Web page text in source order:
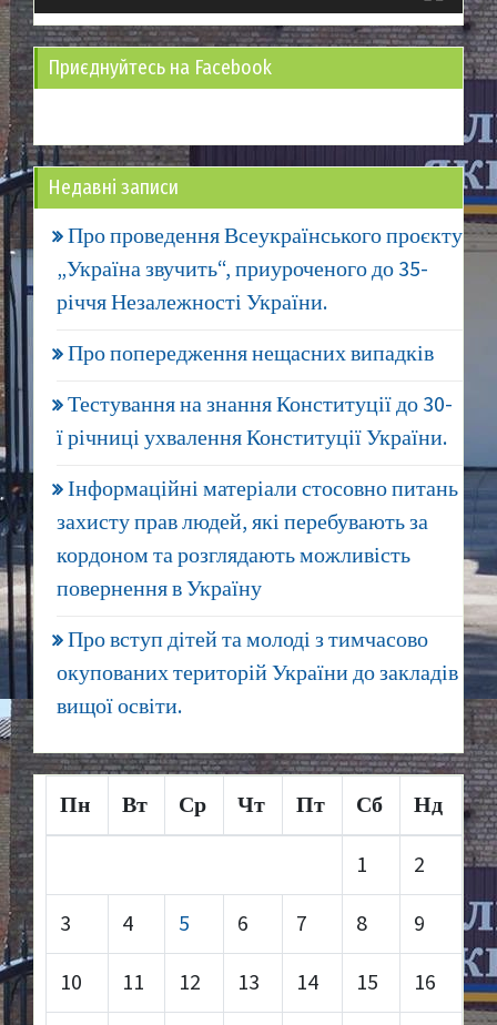
Приєднуйтесь на Facebook
Недавні записи
Про проведення Всеукраїнського проєкту
„Україна звучить“, приуроченого до 35-
річчя Незалежності України.
Про попередження нещасних випадків
Тестування на знання Конституції до 30-
ї річниці ухвалення Конституції України.
Інформаційні матеріали стосовно питань
захисту прав людей, які перебувають за
кордоном та розглядають можливість
повернення в Україну
Про вступ дітей та молоді з тимчасово
окупованих територій України до закладів
вищої освіти.
Пн Вт Ср Чт Пт Сб Нд
1 2
3 4 5 6 7 8 9
10 11 12 13 14 15 16